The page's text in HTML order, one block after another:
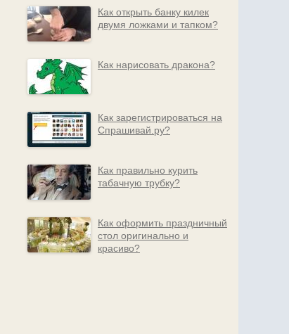
Как открыть банку килек
двумя ложками и тапком?
Как нарисовать дракона?
Как зарегистрироваться на
Спрашивай.ру?
Как правильно курить
табачную трубку?
Как оформить праздничный
стол оригинально и
красиво?